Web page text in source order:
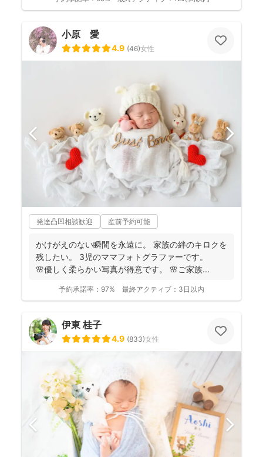
小原 愛
4.9 (46)女性
発達凸凹相談歓迎 産前予約可能
かけがえのない瞬間を永遠に。 家族の絆のキロクを
残したい。 3児のママフォトグラファーです。
🌸優しく柔らかい写真が得意です。 🌸ご家族...
予約承諾率： 97% 最終アクティブ： 3日以内
伊東 桂子
4.9 (833)女性